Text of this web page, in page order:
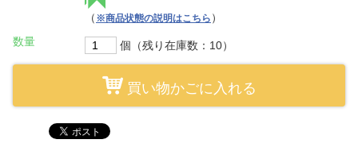
（ ※商品状態の説明はこちら ）
数量
個（残り在庫数：10）
買い物かごに入れる